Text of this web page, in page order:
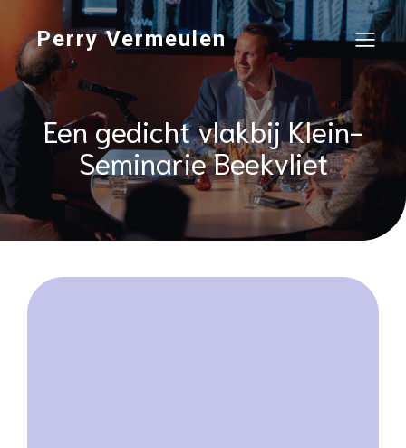
Perry Vermeulen
Een gedicht vlakbij Klein-
Seminarie Beekvliet